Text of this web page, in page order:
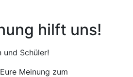
hilft uns!
und Schüler!
Meinung zum